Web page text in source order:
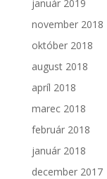
január 2019
november 2018
október 2018
august 2018
apríl 2018
marec 2018
február 2018
január 2018
december 2017